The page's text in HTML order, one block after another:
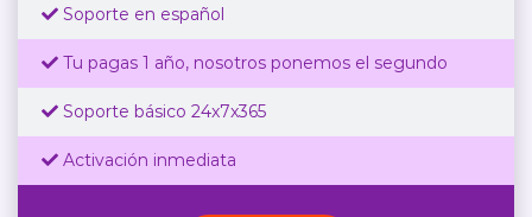
Soporte en español
Tu pagas 1 año, nosotros ponemos el segundo
Soporte básico 24x7x365
Activación inmediata